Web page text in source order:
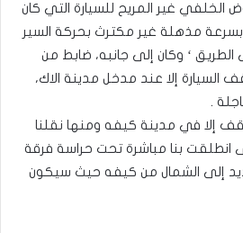
الخلفي غير المريح للسيارة التي كان
مذهلة غير مكترث بحركة السير
الطريق ‘ وكان إلى جانبه، ضابط من
السيارة إلا عند مدخل مدينة الاك،
.
إلا في مدينة كيفه ومنها نقلنا
انطلقت بنا مباشرة تحت حراسة فرقة
إلى الشمال من كيفه حيث سيكون